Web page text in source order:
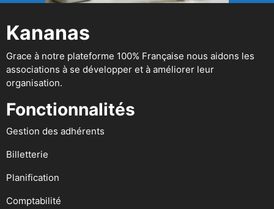
Kananas
Grace à notre plateforme 100% Française nous aidons les
associations à se développer et à améliorer leur
organisation.
Fonctionnalités
Gestion des adhérents
Billetterie
Planification
Comptabilité